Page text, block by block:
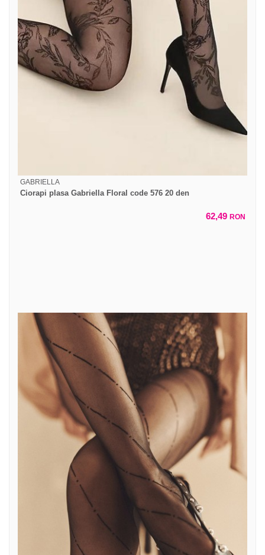
GABRIELLA
Ciorapi plasa Gabriella Floral code 576 20 den
62,49 RON